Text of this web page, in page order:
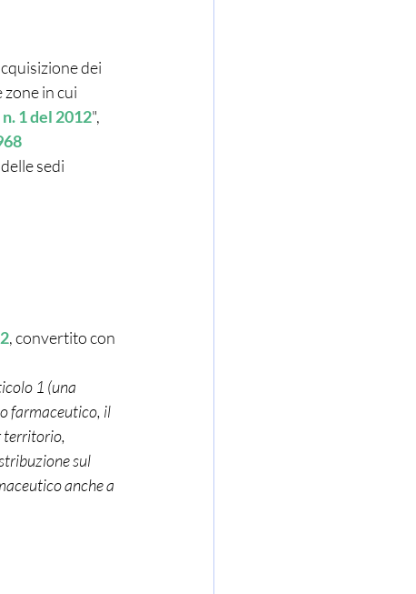
in cui
n. 1 del 2012",
sedi
, convertito con
farmaceutico, il
territorio,
sul
anche a